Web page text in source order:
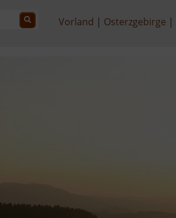
Vorland Osterzgebirge